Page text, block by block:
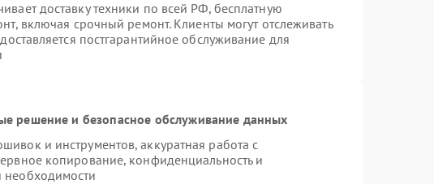
доставку техники по всей РФ, бесплатную
включая срочный ремонт. Клиенты могут отслеживать
постгарантийное обслуживание для
решение и безопасное обслуживание данных
и инструментов, аккуратная работа с
копирование, конфиденциальность и